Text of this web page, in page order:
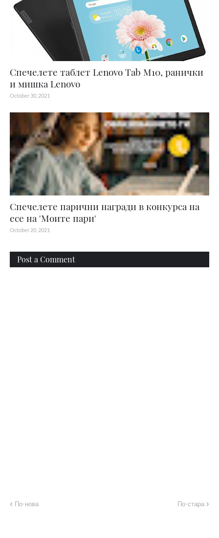
Спечелете таблет Lenovo Tab M10, ранички
и мишка Lenovo
October 30, 2021
Спечелете парични награди в конкурса на
есе на 'Моите пари'
October 20, 2021
Post a Comment
По-нова По-стара